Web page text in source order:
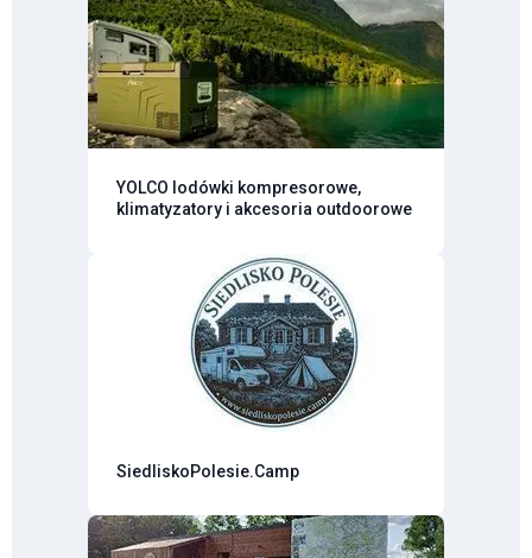
YOLCO lodówki kompresorowe,
klimatyzatory i akcesoria outdoorowe
SiedliskoPolesie.Camp